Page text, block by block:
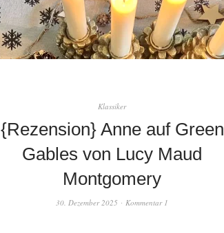
Klassiker
{Rezension} Anne auf Green
Gables von Lucy Maud
Montgomery
30. Dezember 2025 Kommentar 1